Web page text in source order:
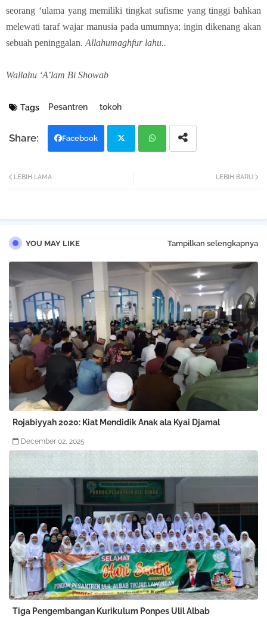
seorang ‘ulama yang memiliki tingkat sufisme yang tinggi bahkan
melewati taraf wajar manusia pada umumnya; ingin dikenang akan
sebuah peninggalan. Allahumaghfur lahu..
Wallahu ‘A’lam Bi Showab
Tags Pesantren tokoh
Facebook
LEBIH BARU
LEBIH LAMA
YOU MAY LIKE Tampilkan selengkapnya
Rojabiyyah 2020: Kiat Mendidik Anak ala Kyai Djamal
December 02, 2025
Tiga Pengembangan Kurikulum Ponpes Ulil Albab